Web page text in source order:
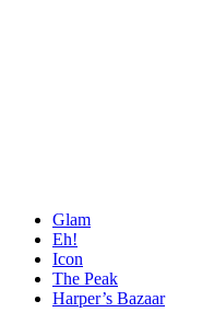
Glam
Eh!
Icon
The Peak
Harper’s Bazaar